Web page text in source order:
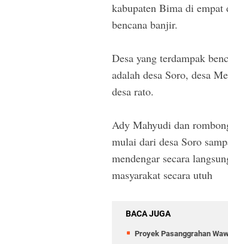
kabupaten Bima di empat
bencana banjir.
Desa yang terdampak
adalah desa Soro, desa
desa rato.
Ady Mahyudi dan
mulai dari desa Soro
mendengar secara
masyarakat secara utuh
BACA JUGA
Proyek Pasanggrahan